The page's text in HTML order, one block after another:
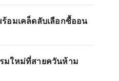
ร้อมเคล็ดลับเลือกซื้ออน
มใหม่ที่สายควันห้าม